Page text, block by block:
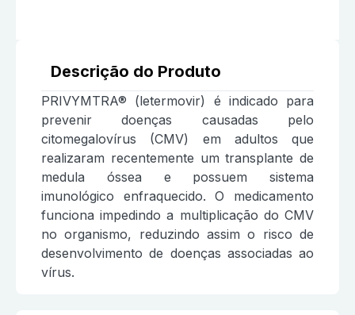
Descrição do Produto
PRIVYMTRA® (letermovir) é indicado para
prevenir doenças causadas pelo
citomegalovírus (CMV) em adultos que
realizaram recentemente um transplante de
medula óssea e possuem sistema
imunológico enfraquecido. O medicamento
funciona impedindo a multiplicação do CMV
no organismo, reduzindo assim o risco de
desenvolvimento de doenças associadas ao
vírus.